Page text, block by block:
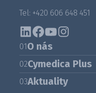
Tel: +420 606 648 451
01O nás
02Cymedica Plus
03Aktuality